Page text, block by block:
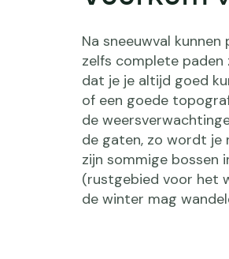
Na sneeuwval
zelfs complete paden
dat je je altijd goed
of een goede
de
de gaten, zo wordt je
zijn sommige bossen
(rustgebied voor het
de winter mag